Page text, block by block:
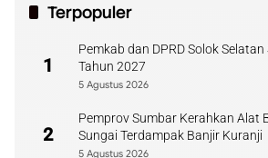
Terpopuler
1
Pemkab dan DPRD Solok Selatan
Tahun 2027
5 Agustus 2026
2
Pemprov Sumbar Kerahkan Alat
Sungai Terdampak Banjir Kuranji
5 Agustus 2026